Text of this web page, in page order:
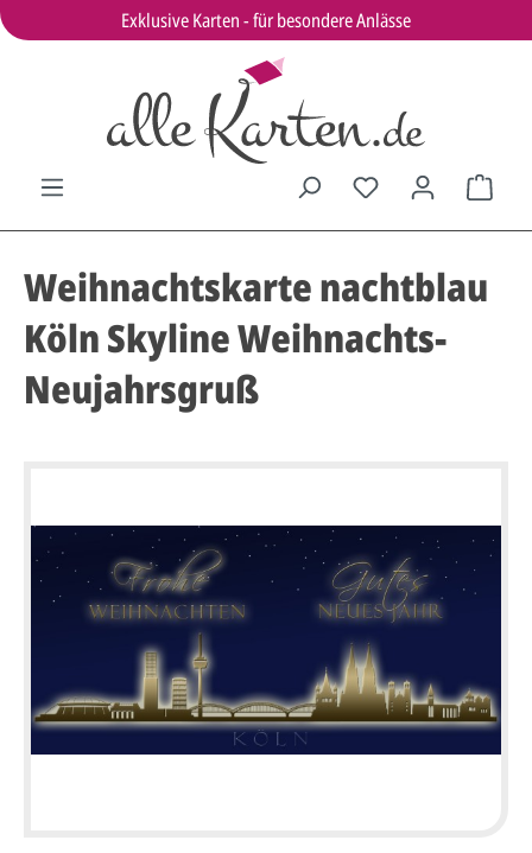
Exklusive Karten - für besondere Anlässe
Weihnachtskarte nachtblau
Köln Skyline Weihnachts-
Neujahrsgruß